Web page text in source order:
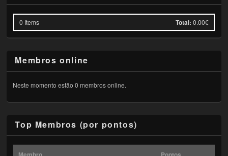
0 Items Total: 0.00€
Membros online
Neste momento estão 0 membros online.
Top Membros (por pontos)